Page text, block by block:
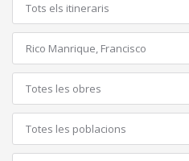
Tots els itineraris
Rico Manrique, Francisco
Totes les obres
Totes les poblacions